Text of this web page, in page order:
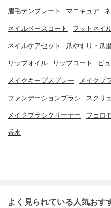
眉毛テンプレート マニキュア
ネイルベースコート フットネイ
ネイルケアセット 爪やすり・爪
リップオイル リップコート ビ
メイクキープスプレー メイクブ
ファンデーションブラシ スクリ
メイクブラシクリーナー フェロ
香水
よく見られている人気おす